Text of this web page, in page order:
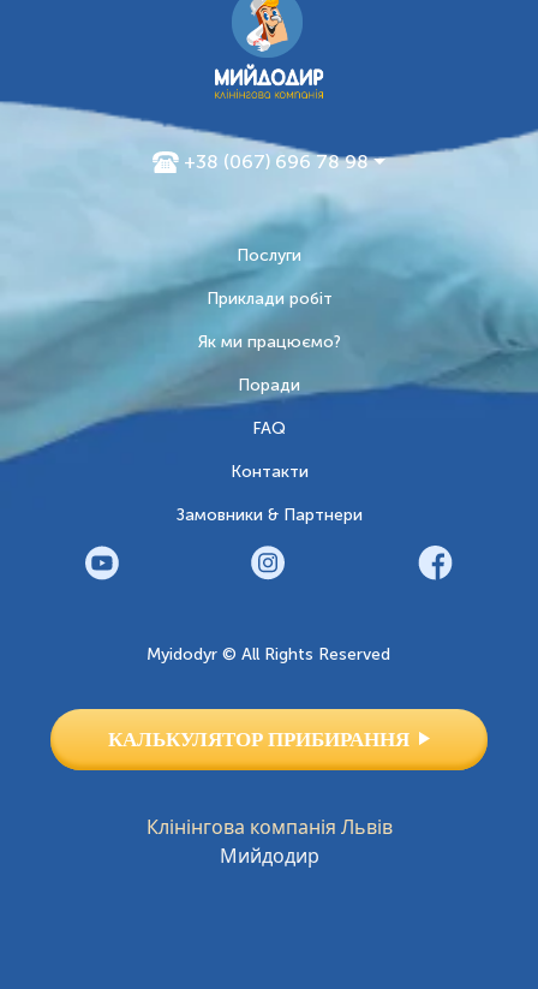
Послуги
Приклади робіт
Як ми працюємо?
Поради
FAQ
Контакти
Замовники & Партнери
+38 (067) 696 78 98
Myidodyr © All Rights Reserved
КАЛЬКУЛЯТОР ПРИБИРАННЯ
Клінінгова компанія Львів
Мийдодир